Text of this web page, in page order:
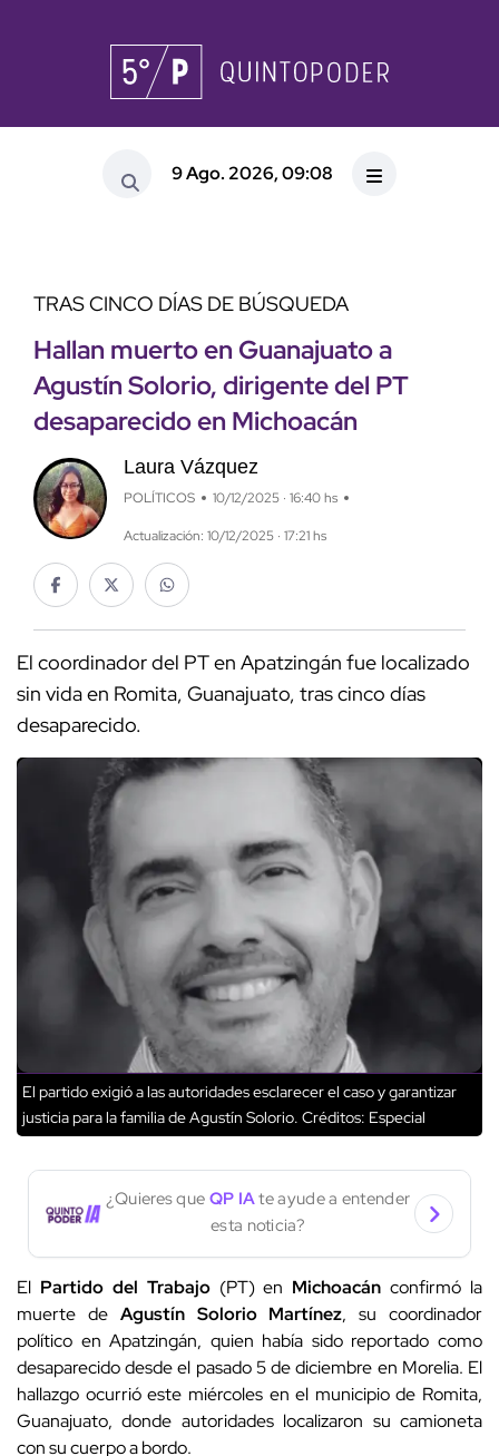
9 Ago. 2026, 09:08
TRAS CINCO DÍAS DE BÚSQUEDA
Hallan muerto en Guanajuato a
Agustín Solorio, dirigente del PT
desaparecido en Michoacán
Laura Vázquez
POLÍTICOS 10/12/2025 · 16:40 hs
Actualización: 10/12/2025 · 17:21 hs
El coordinador del PT en Apatzingán fue localizado
sin vida en Romita, Guanajuato, tras cinco días
desaparecido.
El partido exigió a las autoridades esclarecer el caso y garantizar
justicia para la familia de Agustín Solorio. Créditos: Especial
¿Quieres que QP IAte ayude a entender
esta noticia?
El Partido del Trabajo(PT) en Michoacán confirmó la
muerte de Agustín Solorio Martínez, su coordinador
político en Apatzingán, quien había sido reportado como
desaparecido desde el pasado 5 de diciembre en Morelia. El
hallazgo ocurrió este miércoles en el municipio de Romita,
Guanajuato, donde autoridades localizaron su camioneta
con su cuerpo a bordo.